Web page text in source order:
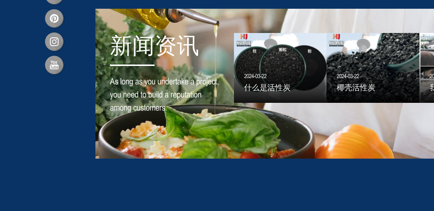
新闻资讯
As long as you undertake a project,
you need to build a reputation
among customers.
2024-03-22
什么是活性炭
2024-03-22
椰壳活性炭